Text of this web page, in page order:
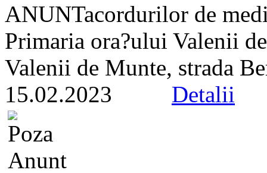
ANUNTacordurilor de
Primaria ora?ului Valenii
Valenii de Munte, strada
15.02.2023 Detalii